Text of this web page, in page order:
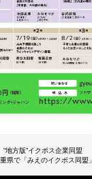
“地方版”イクボス企業同盟
重県で「みえのイクボス同盟